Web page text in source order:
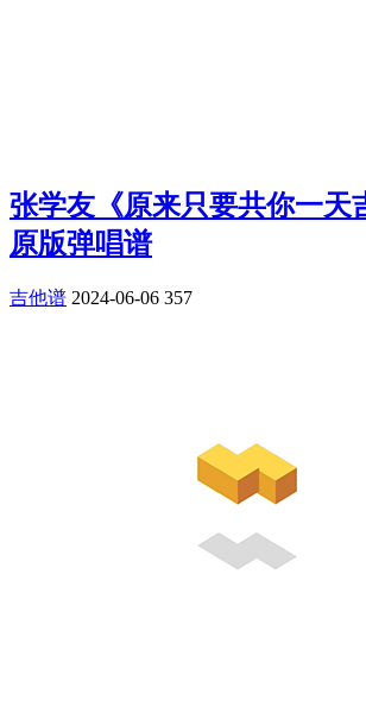
张学友《原来只要共你一天
原版弹唱谱
吉他谱 2024-06-06 357